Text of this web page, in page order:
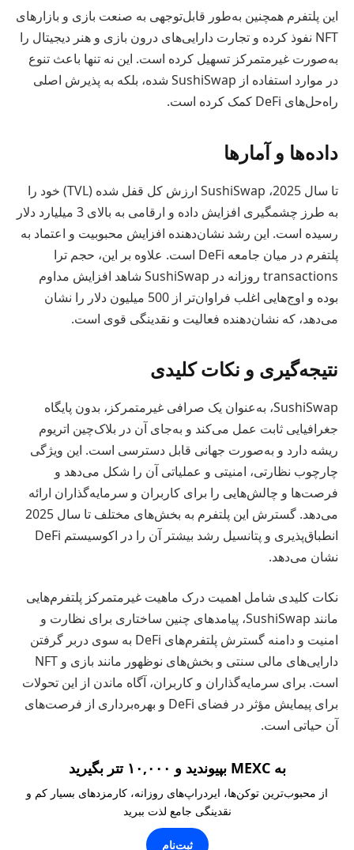
این پلتفرم همچنین به‌طور قابل‌توجهی به صنعت بازی و بازارهای
NFT نفوذ کرده و تجارت دارایی‌های درون بازی و هنر دیجیتال را
به‌صورت غیرمتمرکز تسهیل کرده است. این نه تنها باعث تنوع
در موارد استفاده از SushiSwap شده، بلکه به پذیرش اصلی
راه‌حل‌های DeFi کمک کرده است.
داده‌ها و آمارها
تا سال 2025، SushiSwap ارزش کل قفل شده (TVL) خود را
به طرز چشمگیری افزایش داده و ارقامی به بالای 3 میلیارد دلار
رسیده است. این رشد نشان‌دهنده افزایش محبوبیت و اعتماد به
پلتفرم در میان جامعه DeFi است. علاوه بر این، حجم ترا
transactions روزانه در SushiSwap شاهد افزایش مداوم
بوده و اوج‌هایی اغلب فراوان‌تر از 500 میلیون دلار را نشان
می‌دهد، که نشان‌دهنده فعالیت و نقدینگی قوی است.
نتیجه‌گیری و نکات کلیدی
SushiSwap، به‌عنوان یک صرافی غیرمتمرکز، بدون پایگاه
جغرافیایی ثابت عمل می‌کند و به‌جای آن در بلاک‌چین اتریوم
ریشه دارد و به‌صورت جهانی قابل دسترسی است. این ویژگی
چارچوب نظارتی، امنیتی و عملیاتی آن را شکل می‌دهد و
فرصت‌ها و چالش‌هایی را برای کاربران و سرمایه‌گذاران ارائه
می‌دهد. گسترش این پلتفرم به بخش‌های مختلف تا سال 2025
انطباق‌پذیری و پتانسیل رشد بیشتر آن را در اکوسیستم DeFi
نشان می‌دهد.
نکات کلیدی شامل اهمیت درک ماهیت غیرمتمرکز پلتفرم‌هایی
مانند SushiSwap، پیامدهای چنین ساختاری برای نظارت و
امنیت و دامنه گسترش پلتفرم‌های DeFi به سوی دربر گرفتن
دارایی‌های مالی سنتی و بخش‌های نوظهور مانند بازی و NFT
است. برای سرمایه‌گذاران و کاربران، آگاه ماندن از این تحولات
برای پیمایش مؤثر در فضای DeFi و بهره‌برداری از فرصت‌های
آن حیاتی است.
به MEXC بپیوندید و ۱۰,۰۰۰ تتر بگیرید
از محبوب‌ترین توکن‌ها، ایردراپ‌های روزانه، کارمزدهای بسیار کم و
نقدینگی جامع لذت ببرید
ثبت‌نام